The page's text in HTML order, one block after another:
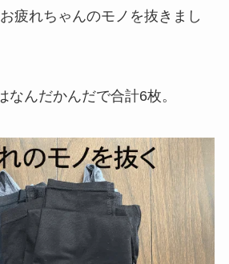
疲れちゃんのモノを抜きまし
なんだかんだで合計6枚。